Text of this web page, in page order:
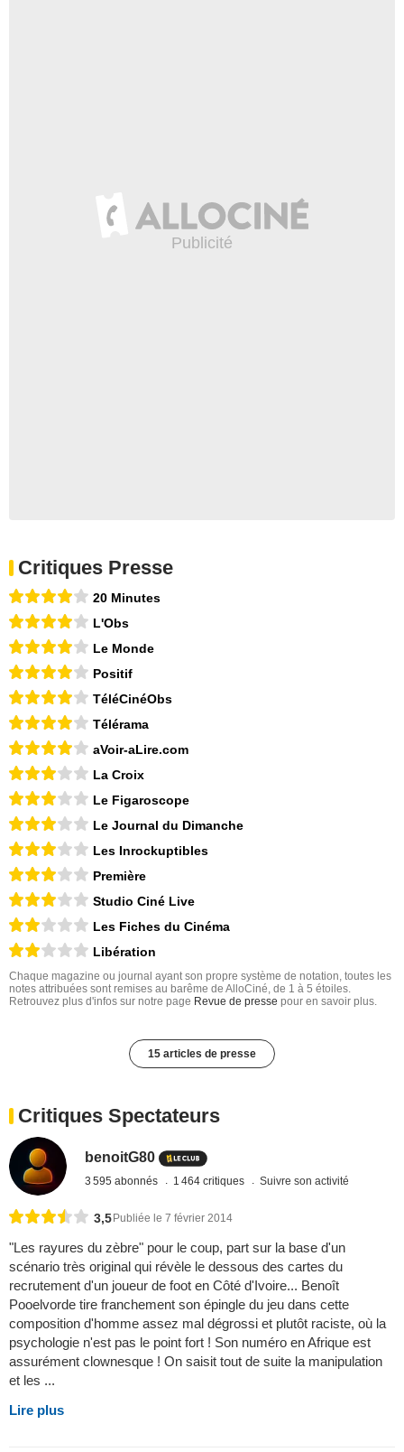
Critiques Presse
20 Minutes
L'Obs
Le Monde
Positif
TéléCinéObs
Télérama
aVoir-aLire.com
La Croix
Le Figaroscope
Le Journal du Dimanche
Les Inrockuptibles
Première
Studio Ciné Live
Les Fiches du Cinéma
Libération
Chaque magazine ou journal ayant son propre système de notation, toutes les
notes attribuées sont remises au barême de AlloCiné, de 1 à 5 étoiles.
Retrouvez plus d'infos sur notre page Revue de presse pour en savoir plus.
15 articles de presse
Critiques Spectateurs
benoitG80
3 595 abonnés 1 464 critiques Suivre son activité
3,5Publiée le 7 février 2014
"Les rayures du zèbre" pour le coup, part sur la base d'un
scénario très original qui révèle le dessous des cartes du
recrutement d'un joueur de foot en Côté d'Ivoire... Benoît
Pooelvorde tire franchement son épingle du jeu dans cette
composition d'homme assez mal dégrossi et plutôt raciste, où la
psychologie n'est pas le point fort ! Son numéro en Afrique est
assurément clownesque ! On saisit tout de suite la manipulation
et les ...
Lire plus